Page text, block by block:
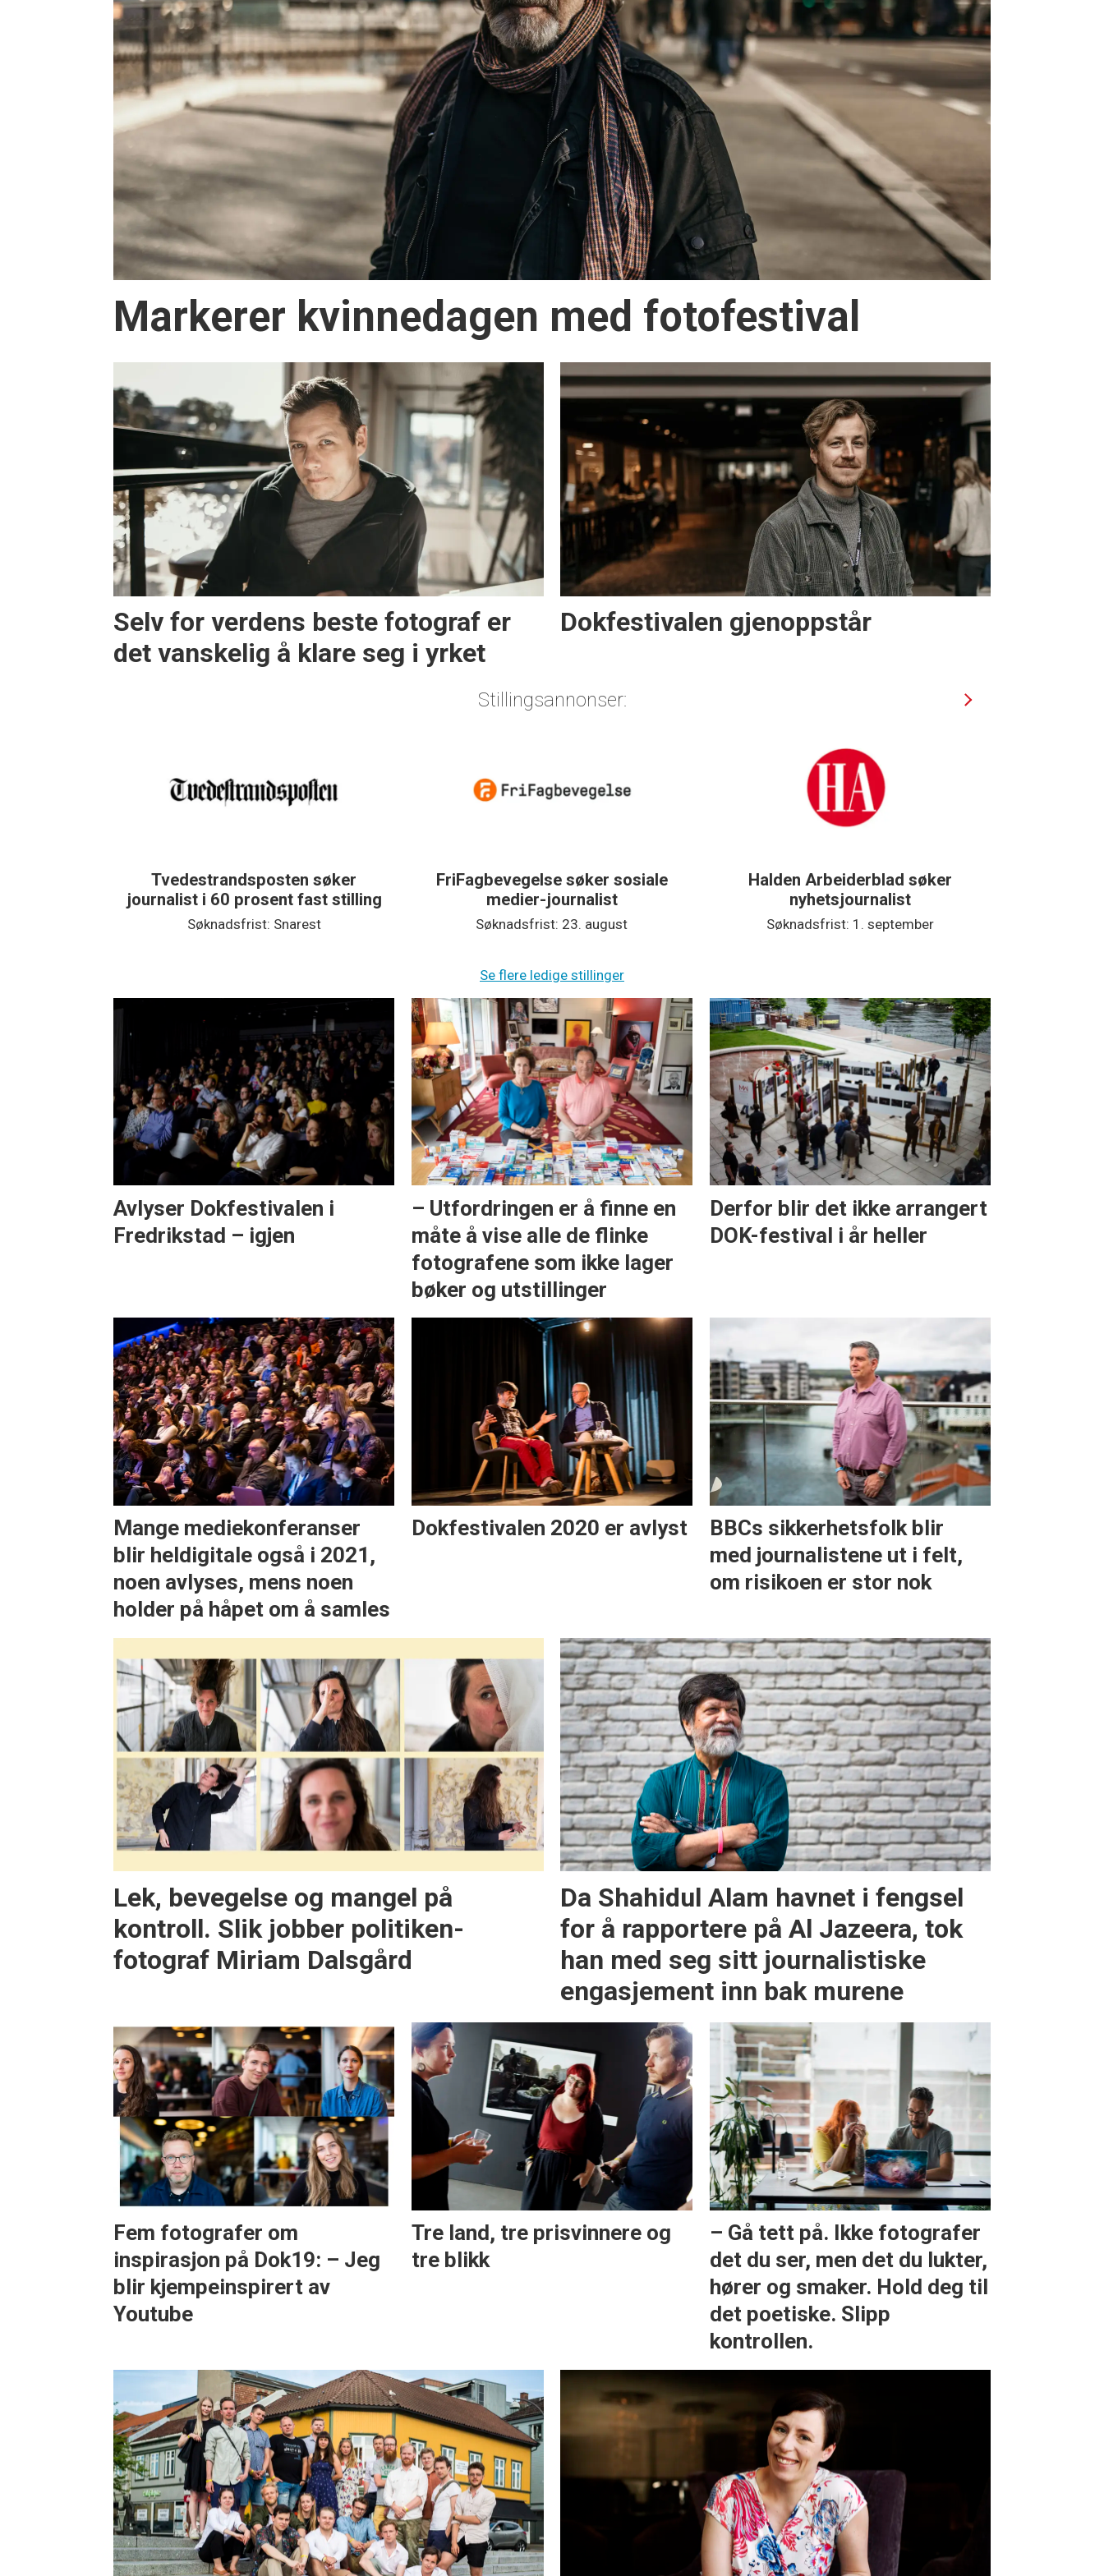
Markerer kvinnedagen med fotofestival
Selv for verdens beste fotograf er
det vanskelig å klare seg i yrket
Dokfestivalen gjenoppstår
Stillingsannonser:
Tvedestrandsposten søker
journalist i 60 prosent fast stilling
Søknadsfrist: Snarest
FriFagbevegelse søker sosiale
medier-journalist
Søknadsfrist: 23. august
Halden Arbeiderblad søker
nyhetsjournalist
Søknadsfrist: 1. september
Se flere ledige stillinger
Avlyser Dokfestivalen i
Fredrikstad – igjen
– Utfordringen er å finne en
måte å vise alle de flinke
fotografene som ikke lager
bøker og utstillinger
Derfor blir det ikke arrangert
DOK-festival i år heller
Mange mediekonferanser
blir heldigitale også i 2021,
noen avlyses, mens noen
holder på håpet om å samles
Dokfestivalen 2020 er avlyst
BBCs sikkerhetsfolk blir
med journalistene ut i felt,
om risikoen er stor nok
Lek, bevegelse og mangel på
kontroll. Slik jobber politiken-
fotograf Miriam Dalsgård
Da Shahidul Alam havnet i fengsel
for å rapportere på Al Jazeera, tok
han med seg sitt journalistiske
engasjement inn bak murene
Fem fotografer om
inspirasjon på Dok19: – Jeg
blir kjempeinspirert av
Youtube
Tre land, tre prisvinnere og
tre blikk
– Gå tett på. Ikke fotografer
det du ser, men det du lukter,
hører og smaker. Hold deg til
det poetiske. Slipp
kontrollen.